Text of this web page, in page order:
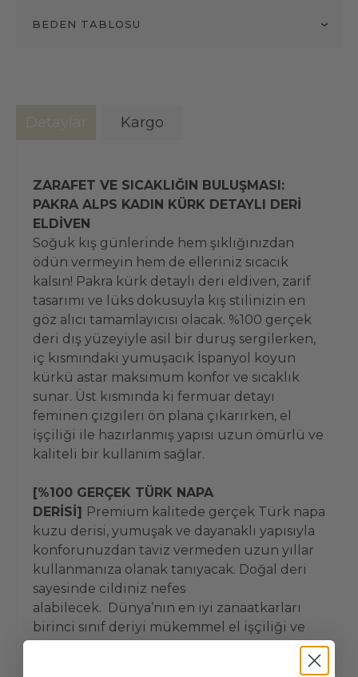
BEDEN TABLOSU
Kargo
ZARAFET VE SICAKLIĞIN BULUŞMASI:
PAKRA ALPS KADIN KÜRK DETAYLI DERİ
ELDİVEN
Soğuk kış günlerinde hem şıklığınızdan
ödün vermeyin hem de elleriniz sıcacık
kalsın! Pakra kürk detaylı deri eldiven, zarif
tasarımı ve lüks dokusuyla kış stilinizin en
göz alıcı tamamlayıcısı olacak. %100 gerçek
deri dış yüzeyiyle asil bir duruş sergilerken,
iç kısmındaki yumuşacık İspanyol koyun
kürkü astar maksimum konfor ve sıcaklık
sunar. Üst kısmında ki fermuar detayı
feminen çizgileri ön plana çıkarırken, el
işçiliği ile hazırlanmış yapısı uzun ömürlü ve
kaliteli bir kullanım sağlar.
[%100 GERÇEK TÜRK NAPA
DERİSİ]
Premium kalitede gerçek Türk napa
kuzu derisi, yumuşak ve dayanaklı yapısıyla
konforunuzdan taviz vermeden uzun yıllar
kullanmanıza olanak tanıyacak. Doğal deri
sayesinde cildiniz nefes
alabilecek. Dünya’nın en iyi zanaatkarları
birinci sınıf deriyi mükemmel el işçiliği ve
geleneksel yöntemler kullanılarak bir sanat